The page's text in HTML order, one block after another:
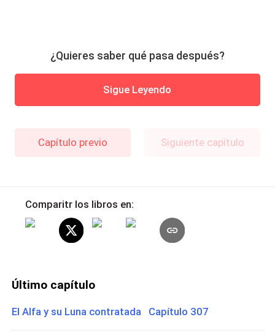
¿Quieres saber qué pasa después?
Sigue Leyendo
Capítulo previo Siguiente capítulo
Comparitr los libros en:
Último capítulo
El Alfa y su Luna contratada Capítulo 307